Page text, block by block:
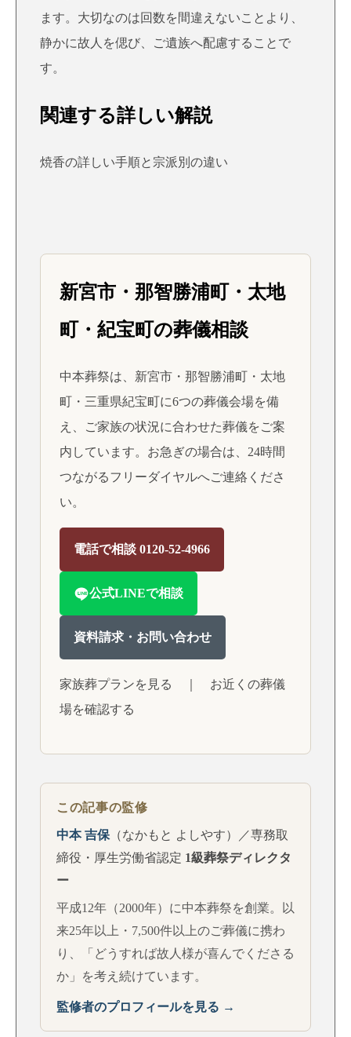
ます。大切なのは回数を間違えないことより、
静かに故人を偲び、ご遺族へ配慮することで
す。
関連する詳しい解説
焼香の詳しい手順と宗派別の違い
新宮市・那智勝浦町・太地
町・紀宝町の葬儀相談
中本葬祭は、新宮市・那智勝浦町・太地
町・三重県紀宝町に6つの葬儀会場を備
え、ご家族の状況に合わせた葬儀をご案
内しています。お急ぎの場合は、24時間
つながるフリーダイヤルへご連絡くださ
い。
電話で相談 0120-52-4966
公式LINEで相談
資料請求・お問い合わせ
家族葬プランを見る
お近くの葬儀
場を確認する
この記事の監修
中本 吉保 （なかもと よしやす）／専務取
締役・厚生労働省認定 1級葬祭ディレクタ
ー
平成12年（2000年）に中本葬祭を創業。以
来25年以上・7,500件以上のご葬儀に携わ
り、「どうすれば故人様が喜んでくださる
か」を考え続けています。
監修者のプロフィールを見る →